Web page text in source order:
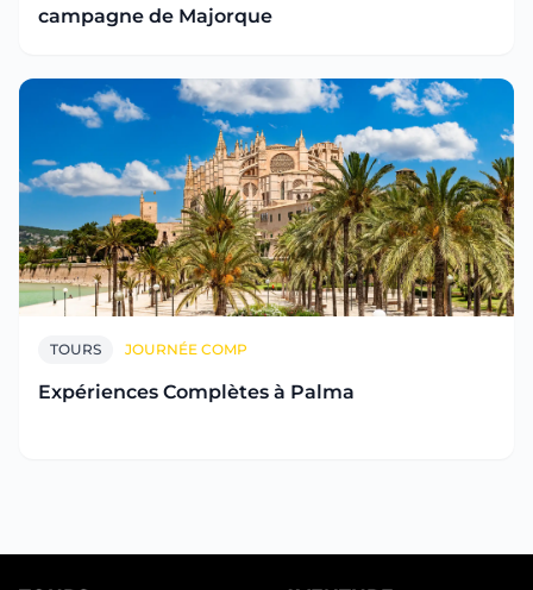
campagne de Majorque
TOURS JOURNÉE COMP
Expériences Complètes à Palma